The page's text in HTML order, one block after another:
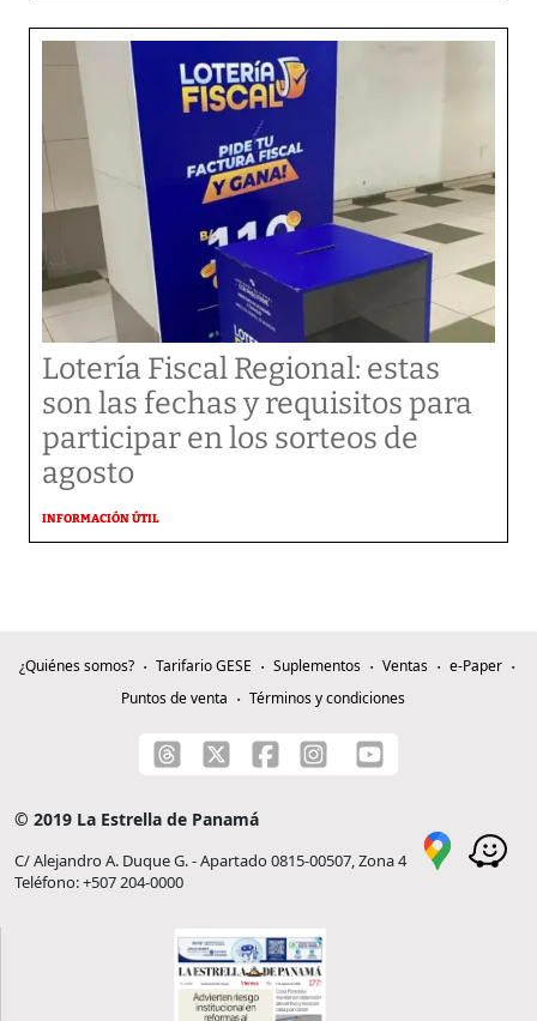
Lotería Fiscal Regional: estas
son las fechas y requisitos para
participar en los sorteos de
agosto
INFORMACIÓN ÚTIL
¿Quiénes somos? Tarifario GESE Suplementos Ventas
e-Paper
Puntos de venta
Términos y condiciones
© 2019 La Estrella de Panamá
C/ Alejandro A. Duque G. - Apartado 0815-00507, Zona 4
Teléfono: +507 204-0000